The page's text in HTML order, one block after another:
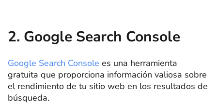
2. Google Search Console
Google Search Console es una herramienta
gratuita que proporciona información valiosa sobre
el rendimiento de tu sitio web en los resultados de
búsqueda.